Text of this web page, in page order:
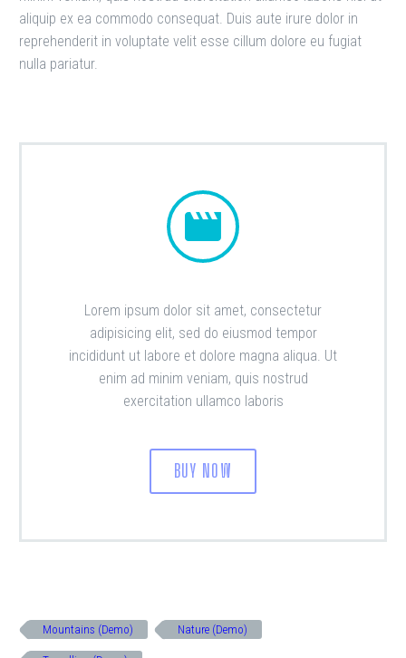
aliquip ex ea commodo consequat. Duis aute irure dolor in
reprehenderit in voluptate velit esse cillum dolore eu fugiat
nulla pariatur.


Lorem ipsum dolor sit amet, consectetur
adipisicing elit, sed do eiusmod tempor
incididunt ut labore et dolore magna aliqua. Ut
enim ad minim veniam, quis nostrud
exercitation ullamco laboris
BUY NOW
Mountains (Demo) Nature (Demo)